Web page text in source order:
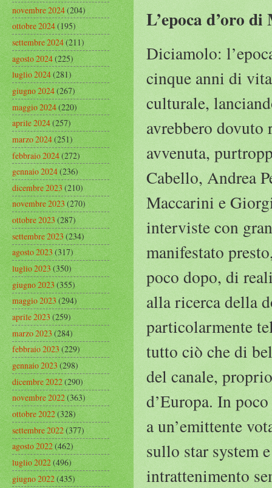
L’epoca d’oro
Diciamolo:
cinque anni di
culturale,
avrebbero dovuto
avvenuta,
Cabello, Andrea
Maccarini e
interviste con
manifestato
poco dopo, di
alla ricerca della
particolarmente
tutto ciò che di
del canale,
d’Europa. In
a un’emittente
sullo star system
intrattenimento
novembre 2024(204)
ottobre 2024(195)
settembre 2024(211)
agosto 2024(225)
luglio 2024(281)
giugno 2024(267)
maggio 2024(220)
aprile 2024(257)
marzo 2024(251)
febbraio 2024(272)
gennaio 2024(236)
dicembre 2023(210)
novembre 2023(270)
ottobre 2023(287)
settembre 2023(234)
agosto 2023(317)
luglio 2023(350)
giugno 2023(355)
maggio 2023(294)
aprile 2023(259)
marzo 2023(284)
febbraio 2023(229)
gennaio 2023(298)
dicembre 2022(290)
novembre 2022(363)
ottobre 2022(328)
settembre 2022(377)
agosto 2022(462)
luglio 2022(496)
giugno 2022(435)